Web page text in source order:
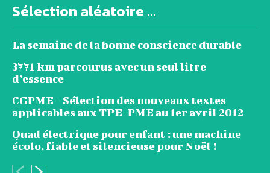
Sélection aléatoire ...
La semaine de la bonne conscience durable
3771 km parcourus avec un seul litre
d’essence
CGPME – Sélection des nouveaux textes
applicables aux TPE-PME au 1er avril 2012
Quad électrique pour enfant : une machine
écolo, fiable et silencieuse pour Noël !